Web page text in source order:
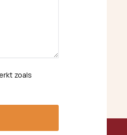
zoals